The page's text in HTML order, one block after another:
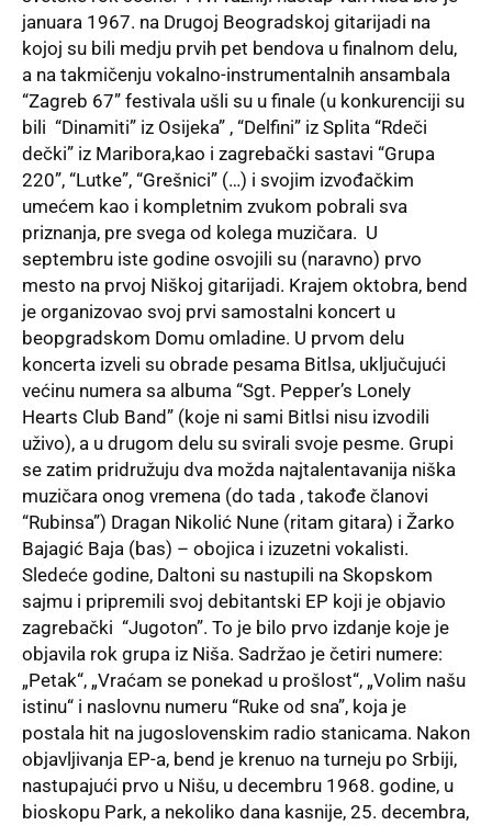
januara 1967. na Drugoj Beogradskoj gitarijadi na
kojoj su bili medju prvih pet bendova u finalnom delu,
a na takmičenju vokalno-instrumentalnih ansambala
“Zagreb 67” festivala ušli su u finale (u konkurenciji su
bili “Dinamiti” iz Osijeka” , “Delfini” iz Splita “Rdeči
dečki” iz Maribora,kao i zagrebački sastavi “Grupa
220”, “Lutke”, “Grešnici” (…) i svojim izvođačkim
umećem kao i kompletnim zvukom pobrali sva
priznanja, pre svega od kolega muzičara. U
septembru iste godine osvojili su (naravno) prvo
mesto na prvoj Niškoj gitarijadi. Krajem oktobra, bend
je organizovao svoj prvi samostalni koncert u
beopgradskom Domu omladine. U prvom delu
koncerta izveli su obrade pesama Bitlsa, uključujući
većinu numera sa albuma “Sgt. Pepper’s Lonely
Hearts Club Band” (koje ni sami Bitlsi nisu izvodili
uživo), a u drugom delu su svirali svoje pesme. Grupi
se zatim pridružuju dva možda najtalentavanija niška
muzičara onog vremena (do tada , takođe članovi
“Rubinsa”) Dragan Nikolić Nune (ritam gitara) i Žarko
Bajagić Baja (bas) – obojica i izuzetni vokalisti.
Sledeće godine, Daltoni su nastupili na Skopskom
sajmu i pripremili svoj debitantski EP koji je objavio
zagrebački “Jugoton”. To je bilo prvo izdanje koje je
objavila rok grupa iz Niša. Sadržao je četiri numere:
„Petak“, „Vraćam se ponekad u prošlost“, „Volim našu
istinu“ i naslovnu numeru “Ruke od sna”, koja je
postala hit na jugoslovenskim radio stanicama. Nakon
objavljivanja EP-a, bend je krenuo na turneju po Srbiji,
nastupajući prvo u Nišu, u decembru 1968. godine, u
bioskopu Park, a nekoliko dana kasnije, 25. decembra,